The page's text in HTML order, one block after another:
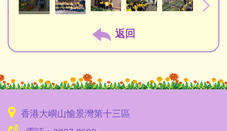
返回
香港大嶼山愉景灣第十三區